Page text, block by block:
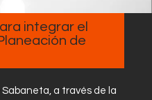
integrar el
de
a través de la